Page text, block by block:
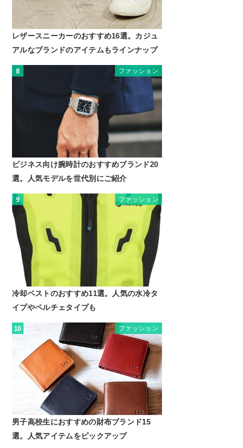
レザースニーカーのおすすめ16選。カジュ
アルなブランドのアイテムもラインナップ
8 ファッション
ビジネス向け腕時計のおすすめブランド20
選。人気モデルを世代別にご紹介
9 ファッション
冷却ベストのおすすめ11選。人気の水冷タ
イプやペルチェタイプも
10 ファッション
男子高校生におすすめの財布ブランド15
選。人気アイテムをピックアップ